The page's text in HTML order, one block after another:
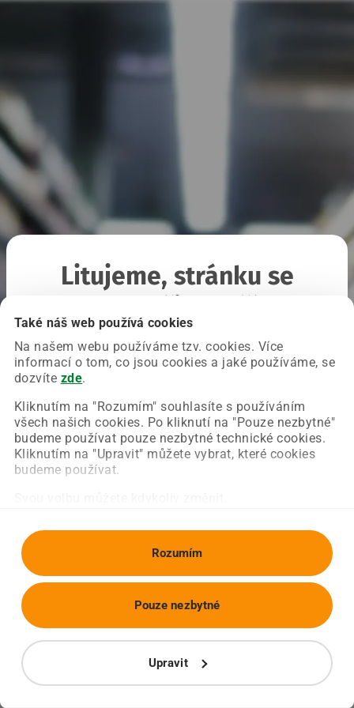
Také náš web používá cookies
Na našem webu používáme tzv. cookies. Více
informací o tom, co jsou cookies a jaké používáme, se
dozvíte zde.
Kliknutím na "Rozumím" souhlasíte s používáním
všech našich cookies. Po kliknutí na "Pouze nezbytné"
budeme používat pouze nezbytné technické cookies.
Kliknutím na "Upravit" můžete vybrat, které cookies
budeme používat.
Rozumím
Upravit
Pouze nezbytné
Litujeme, stránku se
Chyba nastala na naší straně a už ji opravujeme.
Zkuste prosím znovu načíst požadovanou stránku.
Obnovit stránku Úvodní strana